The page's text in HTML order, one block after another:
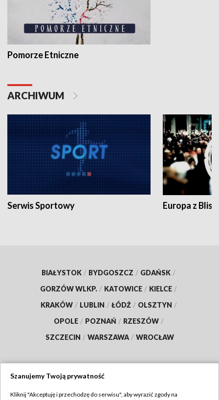
Pomorze Etniczne
ARCHIWUM
Serwis Sportowy Europa z
BIAŁYSTOK / BYDGOSZCZ / GDAŃSK /
GORZÓW WLKP. / KATOWICE / KIELCE /
KRAKÓW / LUBLIN / ŁÓDŹ / OLSZTYN /
OPOLE / POZNAŃ / RZESZÓW /
SZCZECIN / WARSZAWA / WROCŁAW
Szanujemy Twoją prywatność
Kliknij "Akceptuję i przechodzę do serwisu", aby wyrazić zgody na